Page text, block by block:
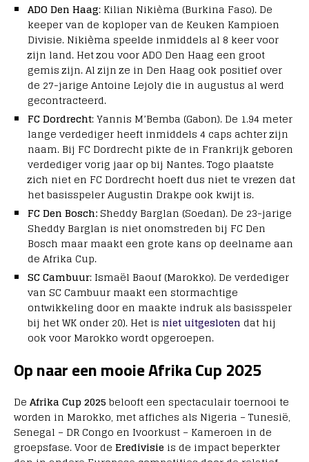
ADO Den Haag: Kilian Nikièma (Burkina Faso). De
keeper van de koploper van de Keuken Kampioen
Divisie. Nikièma speelde inmiddels al 8 keer voor
zijn land. Het zou voor ADO Den Haag een groot
gemis zijn. Al zijn ze in Den Haag ook positief over
de 27-jarige Antoine Lejoly die in augustus al werd
gecontracteerd.
FC Dordrecht: Yannis M’Bemba (Gabon). De 1.94 meter
lange verdediger heeft inmiddels 4 caps achter zijn
naam. Bij FC Dordrecht pikte de in Frankrijk geboren
verdediger vorig jaar op bij Nantes. Togo plaatste
zich niet en FC Dordrecht hoeft dus niet te vrezen dat
het basisspeler Augustin Drakpe ook kwijt is.
FC Den Bosch: Sheddy Barglan (Soedan). De 23-jarige
Sheddy Barglan is niet onomstreden bij FC Den
Bosch maar maakt een grote kans op deelname aan
de Afrika Cup.
SC Cambuur: Ismaël Baouf (Marokko). De verdediger
van SC Cambuur maakt een stormachtige
ontwikkeling door en maakte indruk als basisspeler
bij het WK onder 20). Het is niet uitgesloten dat hij
ook voor Marokko wordt opgeroepen.
Op naar een mooie Afrika Cup 2025
De Afrika Cup 2025 belooft een spectaculair toernooi te
worden in Marokko, met affiches als Nigeria – Tunesië,
Senegal – DR Congo en Ivoorkust – Kameroen in de
groepsfase. Voor de Eredivisie is de impact beperkter